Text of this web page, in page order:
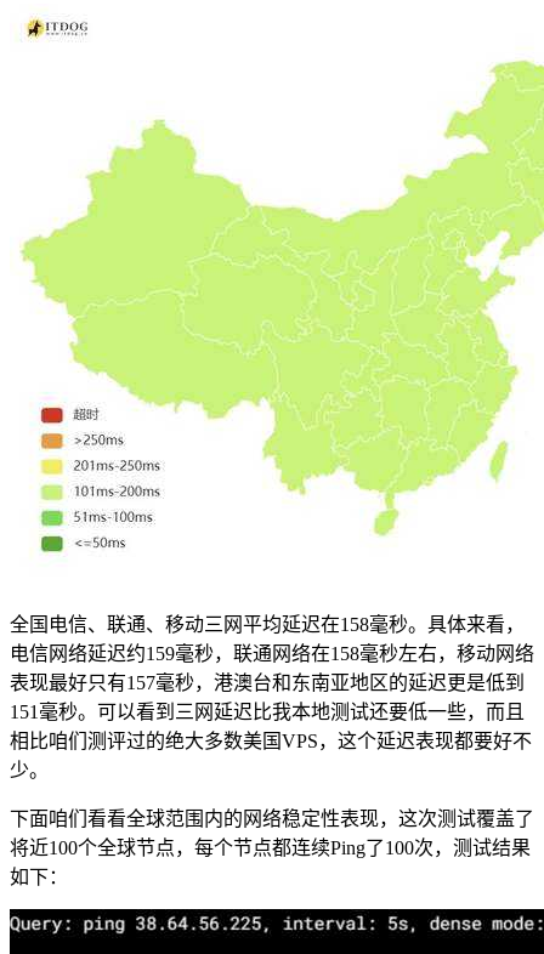
全国电信、联通、移动三网平均延迟在158毫秒。具体来看，
电信网络延迟约159毫秒，联通网络在158毫秒左右，移动网络
表现最好只有157毫秒，港澳台和东南亚地区的延迟更是低到
151毫秒。可以看到三网延迟比我本地测试还要低一些，而且
相比咱们测评过的绝大多数美国VPS，这个延迟表现都要好不
少。
下面咱们看看全球范围内的网络稳定性表现，这次测试覆盖了
将近100个全球节点，每个节点都连续Ping了100次，测试结果
如下：